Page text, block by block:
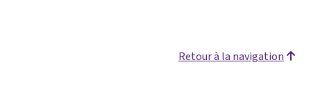
Retour à la navigation